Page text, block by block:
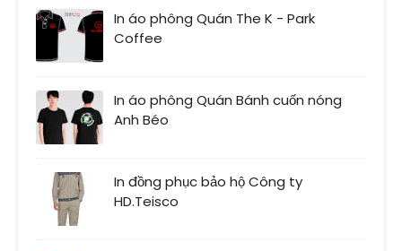
In áo phông Quán The K - Park
Coffee
In áo phông Quán Bánh cuốn nóng
Anh Béo
In đồng phục bảo hộ Công ty
HD.Teisco